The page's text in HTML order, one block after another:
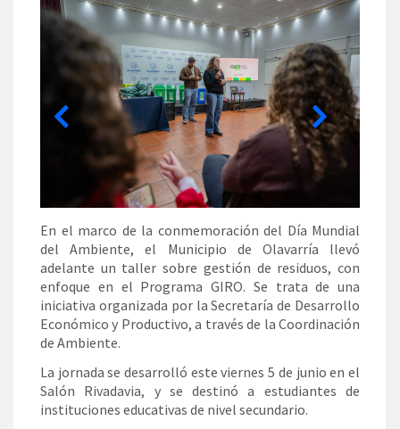
En el marco de la conmemoración del Día Mundial
del Ambiente, el Municipio de Olavarría llevó
adelante un taller sobre gestión de residuos, con
enfoque en el Programa GIRO. Se trata de una
iniciativa organizada por la Secretaría de Desarrollo
Económico y Productivo, a través de la Coordinación
de Ambiente.
La jornada se desarrolló este viernes 5 de junio en el
Salón Rivadavia, y se destinó a estudiantes de
instituciones educativas de nivel secundario.